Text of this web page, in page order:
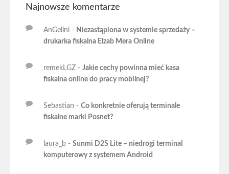
Najnowsze komentarze
AnGelini - Niezastąpiona w systemie sprzedaży –
drukarka fiskalna Elzab Mera Online
remekLGZ - Jakie cechy powinna mieć kasa
fiskalna online do pracy mobilnej?
Sebastian - Co konkretnie oferują terminale
fiskalne marki Posnet?
laura_b - Sunmi D2S Lite – niedrogi terminal
komputerowy z systemem Android